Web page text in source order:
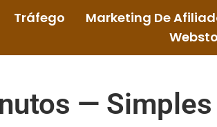
Tráfego
Marketing De
— Simples